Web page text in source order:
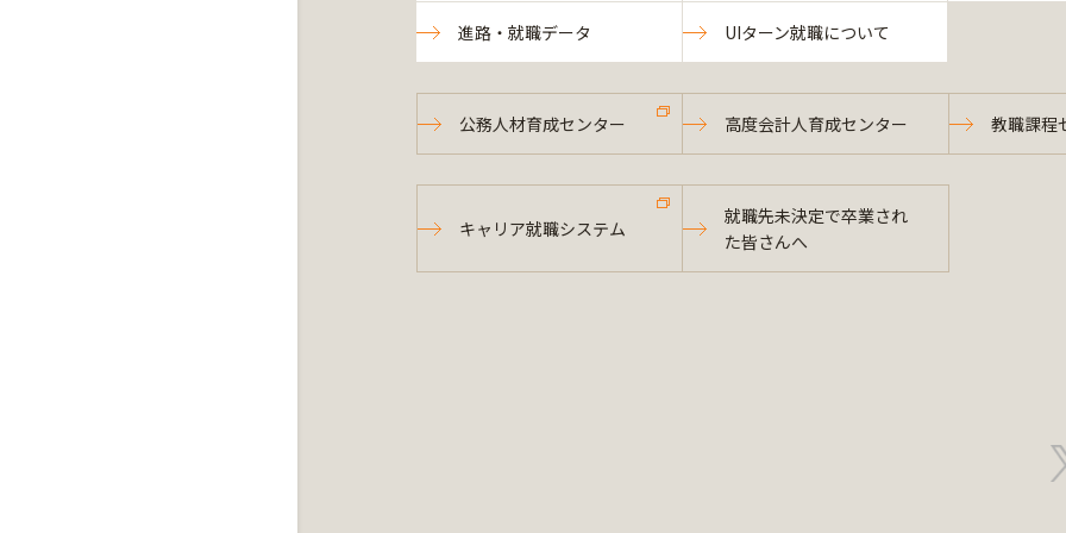
進路・就職データ UIターン就職について
公務人材育成センター 高度会計人育成センター 教職課程
キャリア就職システム
就職先未決定で卒業され
た皆さんへ